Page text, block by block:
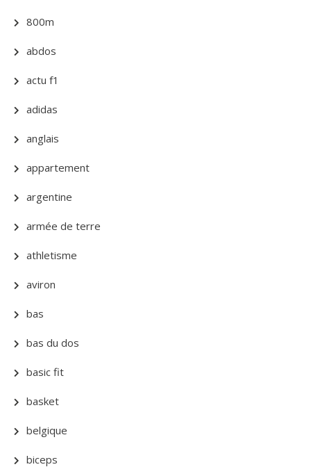
800m
abdos
actu f1
adidas
anglais
appartement
argentine
armée de terre
athletisme
aviron
bas
bas du dos
basic fit
basket
belgique
biceps